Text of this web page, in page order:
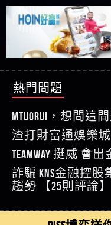
51,000倍數玩法攻略
【其他問題】「拆
賴zg369」力智投資
力智投資是詐騙嗎
回報獲利 請不要在
【其他問題】 【遇
zg369】天盛商行詐
行是真的嗎 天盛商
招教你拿回
【其他問題】 受害
大戶e點靈詐騙痛不
點靈是不是詐騙 大
法出金 （大戶e點
【其他問題】 弘記
費討回資金賴zg369
是不是詐騙 弘記投
【其他問題】 被騙追
詐騙手法欺詐群眾
的錢一招拿回
【其他問題】機台
機台運算專案是不
被機台運算專案詐
回被騙資金
討回資金賴zg369】
騙 Hoyabit是真的嗎
本文教你如何拿回
【其他問題】KS.M
中【免費討回資金賴
騙嗎 KS.M多元化行
真的嗎 被KS.M多元
你如何拿回被騙資
【其他問題】免費
家 Family & Love如何
騙 野原家 Family &
詐騙嗎 165多次通報
請遠離
【其他問題】元盈
討回資金賴zg369】
詐騙 元盈橋是真的
本文教你如何拿回
【其他問題】被騙追
型詐騙手法欺詐群眾
是詐騙 M.L.Edge是詐
【其他問題】
費討回資金賴zg369】
麼辦 本文教你如何
【其他問題】FLTO
真的嗎 被FLTO詐騙
ALYWS詐騙家破人亡
【其他問題】 一招
【侯依揚】廢物喔
【傑】推代理真的
【盧鴻傑】請問一
回答
【王亞廷】
【王亞廷】#免費手遊
【傑】真的
【蔡如軒】黑網一個
【Wei】讚
【沈樂慧】又是九
【林伊依】爛死了
【陳靜茹】推薦小
【黃家羭】推推
【AVA娛樂城】還
【黃伊珊】不推薦
熱門問題
MTUORUi，想問這
渣打財富通娛樂
TEAMWAY 挺威 會
詐騙 kns金融控股
趨勢 【25則評論】